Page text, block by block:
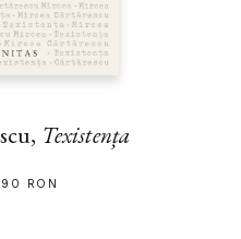
Texistența
RON